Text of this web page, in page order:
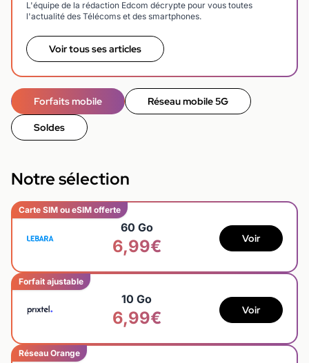
L'équipe de la rédaction Edcom décrypte pour vous toutes
l'actualité des Télécoms et des smartphones.
Voir tous ses articles
Forfaits mobile Réseau mobile 5G
Soldes
Notre sélection
Carte SIM ou eSIM offerte
60 Go
6,99€ Voir
Forfait ajustable
10 Go
6,99€ Voir
Réseau Orange